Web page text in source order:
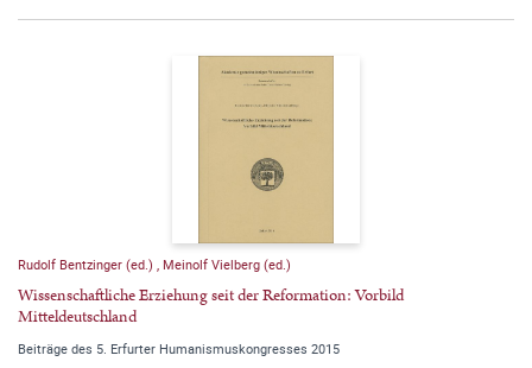
Rudolf Bentzinger (ed.) , Meinolf Vielberg (ed.)
Wissenschaftliche Erziehung seit der Reformation: Vorbild
Mitteldeutschland
Beiträge des 5. Erfurter Humanismuskongresses 2015